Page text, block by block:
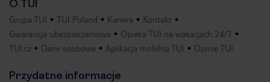
O TUI
Grupa TUI TUI Poland Kariera
Kontakt
Gwarancja ubezpieczeniowa
Opieka TUI na wakacjach 24/7
TUI.cz
Dane osobowe Aplikacja mobilna TUI Opinie TUI
Przydatne informacje